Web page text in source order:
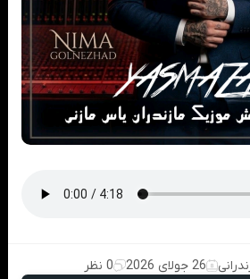
26 جولای 2026 0 نظر